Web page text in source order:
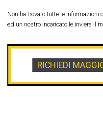
Non ha trovato tutte le informazioni
ed un nostro incaricato le invierà il
RICHIEDI